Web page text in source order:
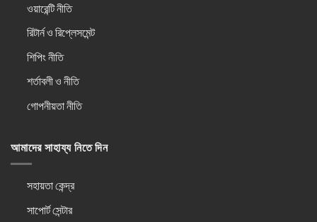
ওয়ারেন্টি নীতি
রিটার্ন ও রিপ্লেসমেন্ট
শিপিং নীতি
শর্তাবলী ও নীতি
গোপনীয়তা নীতি
আমাদের সাহায্য নিতে দিন
সহায়তা কেন্দ্র
সাপোর্ট সেন্টার